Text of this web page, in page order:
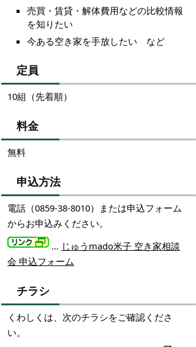
売買・賃貸・解体費用などの比較情報
を知りたい
今ある空き家を手放したい など
定員
10組（先着順）
料金
無料
申込方法
電話（0859-38-8010）または申込フォーム
からお申込みください。
… じゅうmado米子 空き家相談
会 申込フォーム
チラシ
くわしくは、次のチラシをご確認くださ
い。